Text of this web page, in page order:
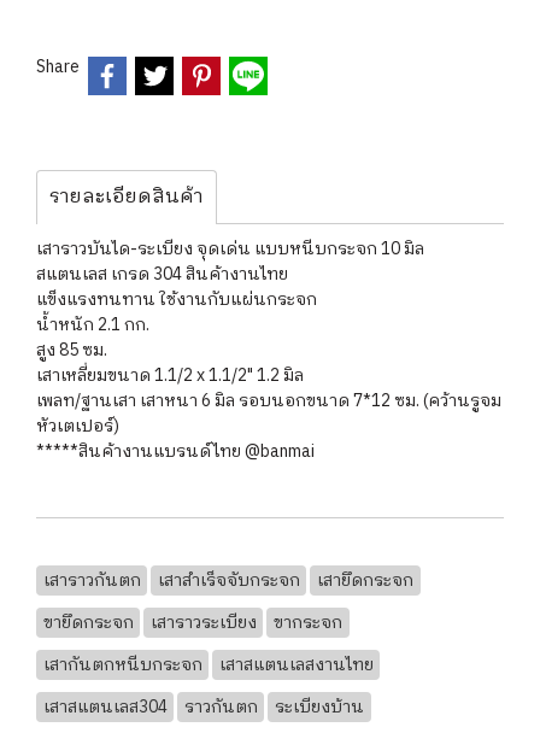
Share
รายละเอียดสินค้า
เสาราวบันได-ระเบียง จุดเด่น แบบหนีบกระจก 10 มิล
สแตนเลส เกรด 304 สินค้างานไทย
แข็งแรงทนทาน ใช้งานกับแผ่นกระจก
น้ำหนัก 2.1 กก.
สูง 85 ซม.
เสาเหลี่ยมขนาด 1.1/2 x 1.1/2" 1.2 มิล
เพลท/ฐานเสา เสาหนา 6 มิล รอบนอกขนาด 7*12 ซม. (คว้านรูจม
หัวเตเปอร์)
*****สินค้างานแบรนด์ไทย @banmai
เสาราวกันตก เสาสำเร็จจับกระจก
เสายึดกระจก
ขายึดกระจก
เสาราวระเบียง
ขากระจก
เสากันตกหนีบกระจก
เสาสแตนเลสงานไทย
เสาสแตนเลส304
ราวกันตก
ระเบียงบ้าน